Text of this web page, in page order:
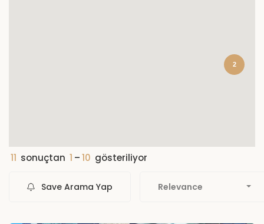
2
11 sonuçtan 1 –10 gösteriliyor
Save Arama Yap Relevance